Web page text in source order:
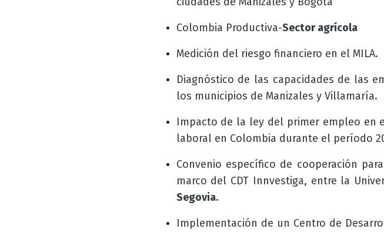
Colombia Productiva-Sector agrícola
Medición del riesgo financiero en el MILA.
Diagnóstico de las capacidades de las
los municipios de Manizales y Villamaría.
Impacto de la ley del primer empleo en
laboral en Colombia durante el período
Convenio específico de cooperación
marco del CDT Innvestiga, entre la
Segovia.
Implementación de un Centro de